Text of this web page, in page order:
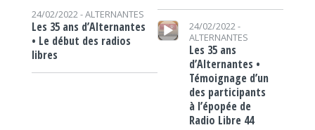
24/02/2022 -ALTERNANTES
Les 35 ans d’Alternantes
• Le début des radios
libres
Lecteur audio
24/02/2022 -
ALTERNANTES
Les 35 ans
d’Alternantes •
Témoignage d’un
des participants
à l’épopée de
Radio Libre 44